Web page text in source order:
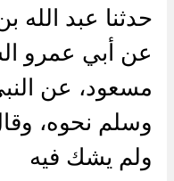
حدثنا عبد الله
عن أبي عمرو
مسعود، عن
وسلم نحوه،
ولم يشك فيه